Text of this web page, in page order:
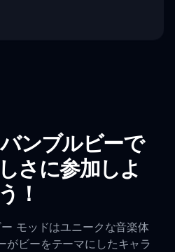
ンブルビーで
さに参加しよ
う！
モッドはユニークな音楽体
がビーをテーマにしたキャラ